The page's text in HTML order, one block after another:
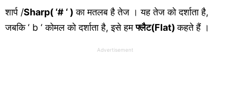
शार्प /Sharp( ‘# ‘ ) का मतलब है तेज । यह तेज को दर्शाता है,
जबकि ‘ b ‘ कोमल को दर्शाता है, इसे हमफ्लैट(Flat)कहते हैं ।
Advertisement